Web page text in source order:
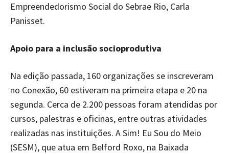
Empreendedorismo Social do Sebrae Rio, Carla
Panisset.
Apoio para a inclusão socioprodutiva
Na edição passada, 160 organizações se inscreveram
no Conexão, 60 estiveram na primeira etapa e 20 na
segunda. Cerca de 2.200 pessoas foram atendidas por
cursos, palestras e oficinas, entre outras atividades
realizadas nas instituições. A Sim! Eu Sou do Meio
(SESM), que atua em Belford Roxo, na Baixada